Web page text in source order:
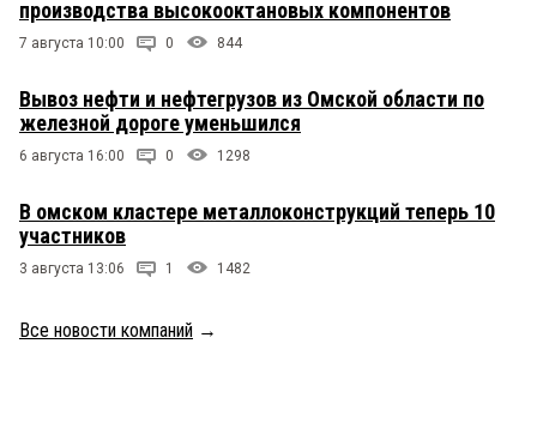
производства высокооктановых компонентов
7 августа 10:00 0 844
Вывоз нефти и нефтегрузов из Омской области по
железной дороге уменьшился
6 августа 16:00 0 1298
В омском кластере металлоконструкций теперь 10
участников
3 августа 13:06 1 1482
Все новости компаний →